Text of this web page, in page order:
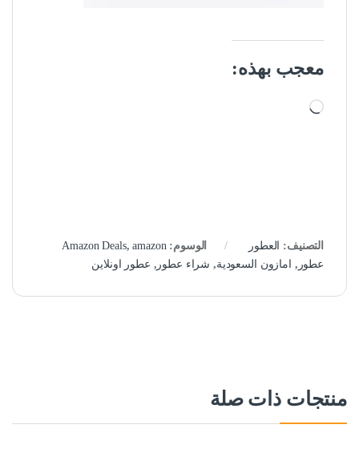
معجب بهذه:
جاري التحميل…
التصنيف: العطور الوسوم: Amazon Deals,amazon
عطور , امازون السعودية, شراء عطور , عطور اونلاين
منتجات ذات صلة